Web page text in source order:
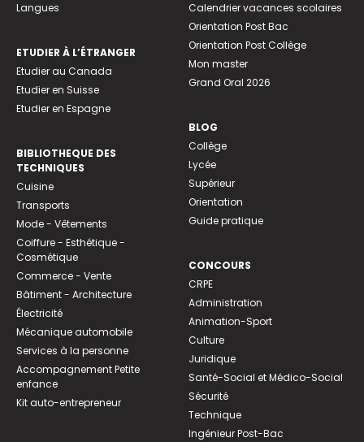
Langues
ETUDIER À L’ÉTRANGER
Etudier au Canada
Etudier en Suisse
Etudier en Espagne
BIBLIOTHEQUE DES
TECHNIQUES
Cuisine
Transports
Mode - Vêtements
Coiffure - Esthétique -
Cosmétique
Commerce - Vente
Bâtiment - Architecture
Électricité
Mécanique automobile
Services à la personne
Accompagnement Petite
enfance
Kit auto-entrepreneur
Calendrier vacances scolaires
Orientation Post Bac
Orientation Post Collège
Mon master
Grand Oral 2026
BLOG
Collège
Lycée
Supérieur
Orientation
Guide pratique
CONCOURS
CRPE
Administration
Animation-Sport
Culture
Juridique
Santé-Social et Médico-Social
Sécurité
Technique
Ingénieur Post-Bac